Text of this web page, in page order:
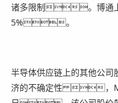
诸多限制。博通
5%。
半导体供应链上的其他公
济的不确定性 ，